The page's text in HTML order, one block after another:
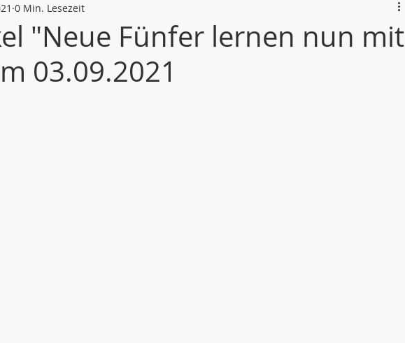
"Neue Fünfer lernen nun mit
03.09.2021
0 Min. Lesezeit